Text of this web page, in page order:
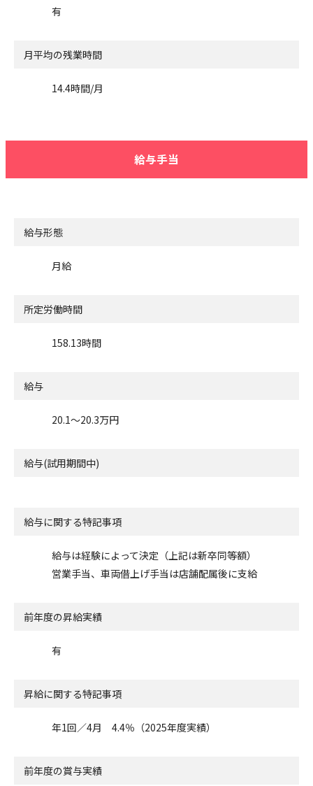
有
月平均の残業時間
14.4時間/月
給与手当
給与形態
月給
所定労働時間
158.13時間
給与
20.1〜20.3万円
給与(試用期間中)
給与に関する特記事項
給与は経験によって決定（上記は新卒同等額）
営業手当、車両借上げ手当は店舗配属後に支給
前年度の昇給実績
有
昇給に関する特記事項
年1回／4月 4.4％（2025年度実績）
前年度の賞与実績